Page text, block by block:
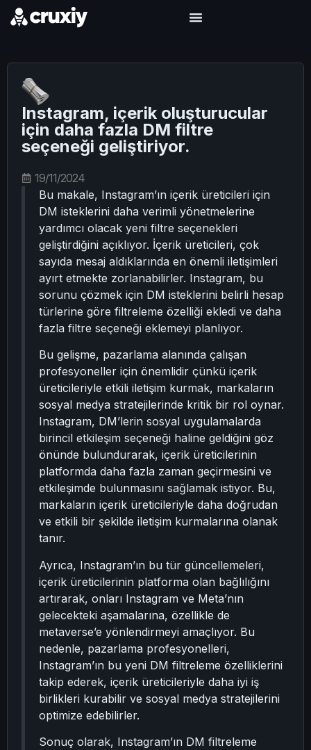
Instagram, içerik oluşturucular
için daha fazla DM filtre
seçeneği geliştiriyor.
19/11/2024
Bu makale, Instagram’ın içerik üreticileri için
DM isteklerini daha verimli yönetmelerine
yardımcı olacak yeni filtre seçenekleri
geliştirdiğini açıklıyor. İçerik üreticileri, çok
sayıda mesaj aldıklarında en önemli iletişimleri
ayırt etmekte zorlanabilirler. Instagram, bu
sorunu çözmek için DM isteklerini belirli hesap
türlerine göre filtreleme özelliği ekledi ve daha
fazla filtre seçeneği eklemeyi planlıyor.
Bu gelişme, pazarlama alanında çalışan
profesyoneller için önemlidir çünkü içerik
üreticileriyle etkili iletişim kurmak, markaların
sosyal medya stratejilerinde kritik bir rol oynar.
Instagram, DM’lerin sosyal uygulamalarda
birincil etkileşim seçeneği haline geldiğini göz
önünde bulundurarak, içerik üreticilerinin
platformda daha fazla zaman geçirmesini ve
etkileşimde bulunmasını sağlamak istiyor. Bu,
markaların içerik üreticileriyle daha doğrudan
ve etkili bir şekilde iletişim kurmalarına olanak
tanır.
Ayrıca, Instagram’ın bu tür güncellemeleri,
içerik üreticilerinin platforma olan bağlılığını
artırarak, onları Instagram ve Meta’nın
gelecekteki aşamalarına, özellikle de
metaverse’e yönlendirmeyi amaçlıyor. Bu
nedenle, pazarlama profesyonelleri,
Instagram’ın bu yeni DM filtreleme özelliklerini
takip ederek, içerik üreticileriyle daha iyi iş
birlikleri kurabilir ve sosyal medya stratejilerini
optimize edebilirler.
Sonuç olarak, Instagram’ın DM filtreleme